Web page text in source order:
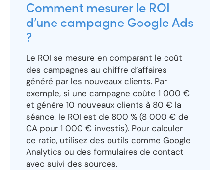
Comment mesurer le ROI
d’une campagne Google Ads
?
Le ROI se mesure en comparant le coût
des campagnes au chiffre d’affaires
généré par les nouveaux clients. Par
exemple, si une campagne coûte 1 000 €
et génère 10 nouveaux clients à 80 € la
séance, le ROI est de 800 % (8 000 € de
CA pour 1 000 € investis). Pour calculer
ce ratio, utilisez des outils comme Google
Analytics ou des formulaires de contact
avec suivi des sources.